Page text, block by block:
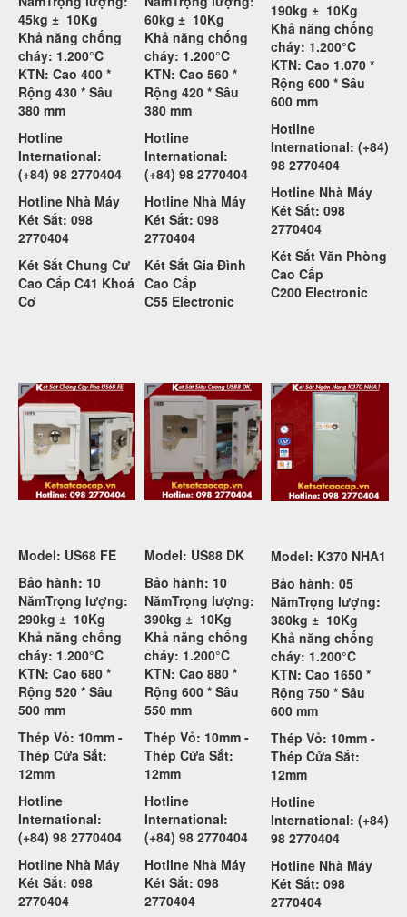
45kg ± 10Kg
Khả năng chống
cháy: 1.200°C
KTN: Cao 400 *
Rộng 430 * Sâu
380 mm
Hotline
International:
(+84) 98 2770404
Hotline Nhà Máy
Két Sắt: 098
2770404
Két Sắt Chung Cư
Cao Cấp C41 Khoá
Cơ
60kg ± 10Kg
Khả năng chống
cháy: 1.200°C
KTN: Cao 560 *
Rộng 420 * Sâu
380 mm
Hotline
International:
(+84) 98 2770404
Hotline Nhà Máy
Két Sắt: 098
2770404
Két Sắt Gia Đình
Cao Cấp
C55 Electronic
190kg ± 10Kg
Khả năng chống
cháy: 1.200°C
KTN: Cao 1.070 *
Rộng 600 * Sâu
600 mm
Hotline
International: (+84)
98 2770404
Hotline Nhà Máy
Két Sắt: 098
2770404
Két Sắt Văn Phòng
Cao Cấp
C200 Electronic
Model: US68 FE
Bảo hành: 10
NămTrọng lượng:
290kg ± 10Kg
Khả năng chống
cháy: 1.200°C
KTN: Cao 680 *
Rộng 520 * Sâu
500 mm
Thép Vỏ: 10mm -
Thép Cửa Sắt:
12mm
Hotline
International:
(+84) 98 2770404
Hotline Nhà Máy
Két Sắt: 098
2770404
Model: US88 DK
Bảo hành: 10
NămTrọng lượng:
390kg ± 10Kg
Khả năng chống
cháy: 1.200°C
KTN: Cao 880 *
Rộng 600 * Sâu
550 mm
Thép Vỏ: 10mm -
Thép Cửa Sắt:
12mm
Hotline
International:
(+84) 98 2770404
Hotline Nhà Máy
Két Sắt: 098
2770404
Model: K370 NHA1
Bảo hành: 05
NămTrọng lượng:
380kg ± 10Kg
Khả năng chống
cháy: 1.200°C
KTN: Cao 1650 *
Rộng 750 * Sâu
600 mm
Thép Vỏ: 10mm -
Thép Cửa Sắt:
12mm
Hotline
International: (+84)
98 2770404
Hotline Nhà Máy
Két Sắt: 098
2770404